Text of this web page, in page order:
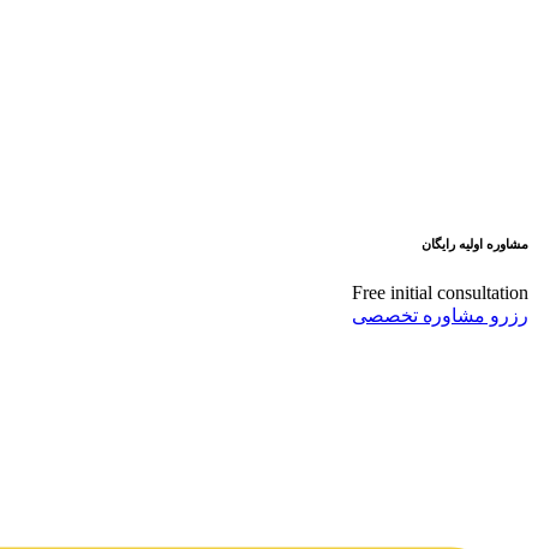
مشاوره اولیه رایگان
Free initial consultation
رزرو مشاوره تخصصی